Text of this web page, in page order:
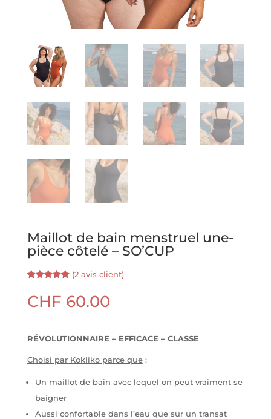
Maillot de bain menstruel une-
pièce côtelé – SO’CUP
sur 5
basé sur
notations
(2avis client)
CHF 60.00
RÉVOLUTIONNAIRE – EFFICACE – CLASSE
Choisi par Kokliko parce que:
Un maillot de bain avec lequel on peut vraiment se
baigner
Aussi confortable dans l’eau que sur un transat